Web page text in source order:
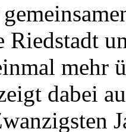
Riedstadt
mehr
dabei